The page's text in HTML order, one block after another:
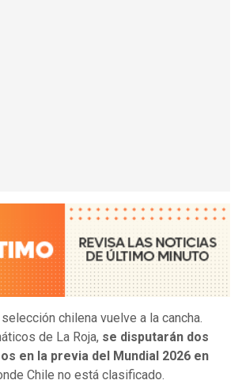
chilena vuelve a la cancha.
de La Roja, se disputarán dos
en la previa del Mundial 2026 en
Chile no está clasificado.